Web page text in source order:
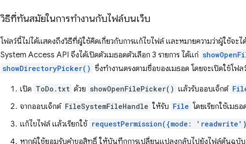
วิธีที่ทันสมัยในการทำงานกับไฟล์บนเว็บ
โฟลว์นี้ไม่ได้แสดงถึงวิธีที่ผู้ใช้คิดเกี่ยวกับการแก้ไขไฟล์ และหมายความว่าผู้ใช้จะไ
System Access API จึงได้เปิดตัวเมธอดตัวเลือก 3 รายการ ได้แก่
showDirectoryPicker() ซึ่งทำงานตรงตามชื่อของเมธอด โดยจะเปิดใช้โฟล
เปิด ToDo.txt ด้วย showOpenFilePicker() แล้วรับออบเจ็กต์
จากออบเจ็กต์ FileSystemFileHandle ให้รับ File โดยเรียกใช้เมธอ
แก้ไขไฟล์ แล้วเรียกใช้ requestPermission({mode:
หากผู้ใช้ยอมรับคำขอสิทธิ์ ให้บันทึกการเปลี่ยนแปลงกลับไปยังไฟล์ต้นฉบับ